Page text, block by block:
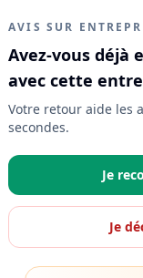
AVIS SUR
Avez-vous déjà
avec cette
Votre retour aide les
secondes.
Je
Je